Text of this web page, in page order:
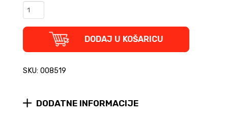
Nerd's
Gimmicks
quantity
DODAJ U KOŠARICU
SKU: 008519
DODATNE INFORMACIJE